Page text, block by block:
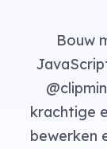
Bouw
krachtige
bewerken